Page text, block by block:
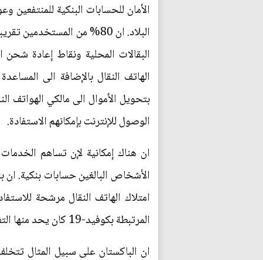
البقالات المحلية ونقاط إعادة شحن
الهاتف النقال بالإضافة الى
بتحويل الأموال الى مالكي الهواتف
الوصول للإنترنت بإمكانهم الاستفادة.
الأشخاص البالغين حسابات بنكية.
امتلاك الهاتف النقال مرشحة
المرتبطة بكوفيد-19 كان يحد منها التغطية الأقل ونقص وكلاء المبالغ من خلال الهواتف النقالة.
ان الباكستان على سبيل المثال